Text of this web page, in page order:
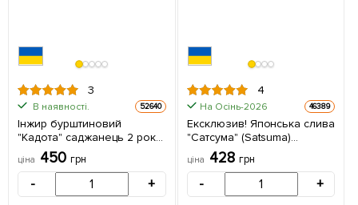
3
В наявності. 52640
Інжир бурштиновий
"Кадота" саджанець 2 роки
(ремонтантний, ранній сорт)
1 саджанець в упаковці
ціна 450 грн
- +
4
На Осінь-2026 46389
Ексклюзив! Японська слива
"Сатсума" (Satsuma)
(ранньостиглий)
великоплідна 150грамм! 1
саджанець в упаковці
ціна 428 грн
- +